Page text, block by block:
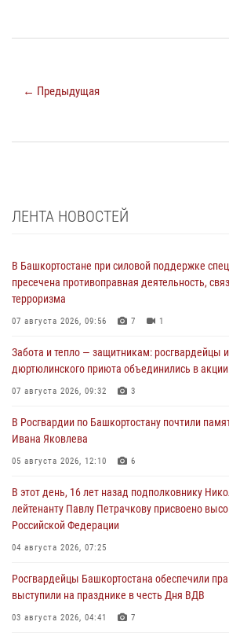
← Предыдущая
ЛЕНТА НОВОСТЕЙ
В Башкортостане при силовой поддержке
пресечена противоправная деятельность,
терроризма
07 августа 2026, 09:56 7 1
Забота и тепло — защитникам: росгвардейцы
дюртюлинского приюта объединились в
07 августа 2026, 09:32 3
В Росгвардии по Башкортостану почтили
Ивана Яковлева
05 августа 2026, 12:10 6
В этот день, 16 лет назад подполковнику
лейтенанту Павлу Петрачкову присвоено
Российской Федерации
04 августа 2026, 07:25
Росгвардейцы Башкортостана обеспечили
выступили на празднике в честь Дня ВДВ
03 августа 2026, 04:41 7